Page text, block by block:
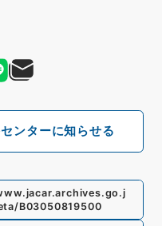
ンターに知らせる
B03050819500